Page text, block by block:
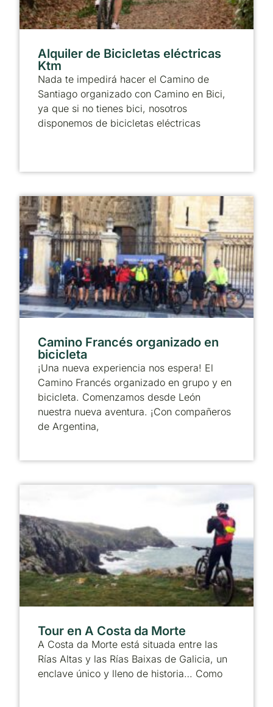
Alquiler de Bicicletas eléctricas
Ktm
Nada te impedirá hacer el Camino de
Santiago organizado con Camino en Bici,
ya que si no tienes bici, nosotros
disponemos de bicicletas eléctricas
Camino Francés organizado en
bicicleta
¡Una nueva experiencia nos espera! El
Camino Francés organizado en grupo y en
bicicleta. Comenzamos desde León
nuestra nueva aventura. ¡Con compañeros
de Argentina,
Tour en A Costa da Morte
A Costa da Morte está situada entre las
Rías Altas y las Rías Baixas de Galicia, un
enclave único y lleno de historia… Como